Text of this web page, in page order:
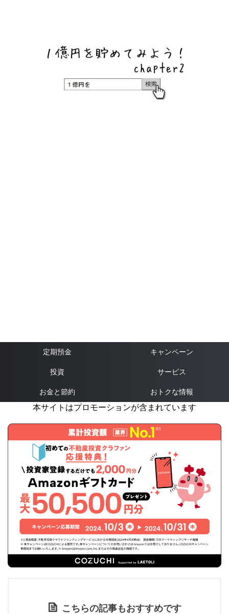
定期預金 キャンペーン
投資 サービス
お金と節約 おトクな情報
本サイトはプロモーションが含まれています
こちらの記事もおすすめです